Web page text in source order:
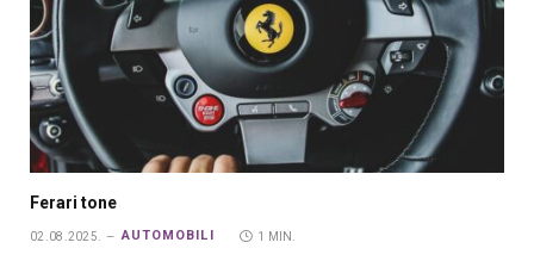
Ferari tone
02.08.2025. AUTOMOBILI 1 MIN.